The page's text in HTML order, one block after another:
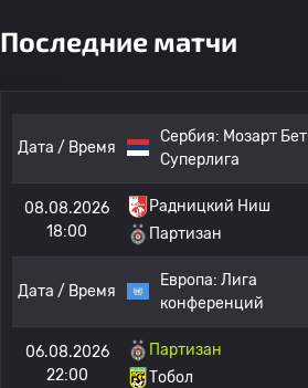
Последние матчи
Дата / Время
Сербия: Мозарт Бет
Суперлига
08.08.2026
18:00
Радницкий Ниш
Партизан
Дата / Время
Европа: Лига
конференций
06.08.2026
22:00
Партизан
Тобол